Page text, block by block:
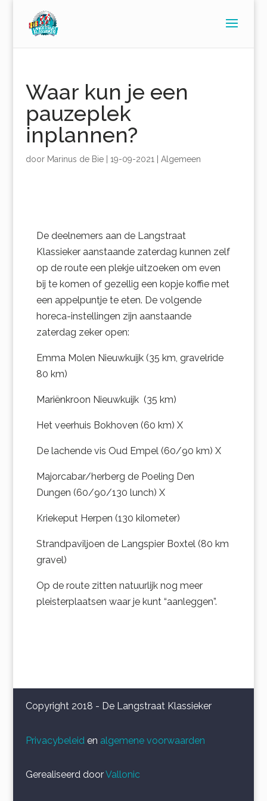
Waar kun je een
pauzeplek
inplannen?
door Marinus de Bie| 19-09-2021 Algemeen
De deelnemers aan de Langstraat
Klassieker aanstaande zaterdag kunnen zelf
op de route een plekje uitzoeken om even
bij te komen of gezellig een kopje koffie met
een appelpuntje te eten. De volgende
horeca-instellingen zijn aanstaande
zaterdag zeker open:
Emma Molen Nieuwkuijk (35 km, gravelride
80 km)
Mariënkroon Nieuwkuijk (35 km)
Het veerhuis Bokhoven (60 km) X
De lachende vis Oud Empel (60/90 km) X
Majorcabar/herberg de Poeling Den
Dungen (60/90/130 lunch) X
Kriekeput Herpen (130 kilometer)
Strandpaviljoen de Langspier Boxtel (80 km
gravel)
Op de route zitten natuurlijk nog meer
pleisterplaatsen waar je kunt “aanleggen”.
Copyright 2018 - De Langstraat Klassieker
Privacybeleid en algemene voorwaarden
Gerealiseerd doorVallonic